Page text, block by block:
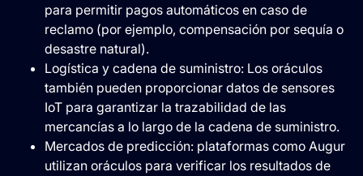
para permitir pagos automáticos en caso de
reclamo (por ejemplo, compensación por sequía o
desastre natural).
Logística y cadena de suministro: Los oráculos
también pueden proporcionar datos de sensores
IoT para garantizar la trazabilidad de las
mercancías a lo largo de la cadena de suministro.
Mercados de predicción: plataformas como Augur
utilizan oráculos para verificar los resultados de